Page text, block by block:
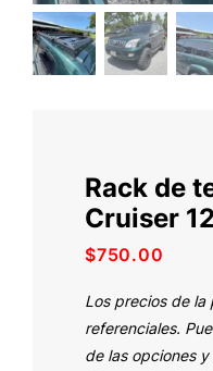
Rack de
Cruiser
$750.00
Los precios de la
referenciales.
de las opciones